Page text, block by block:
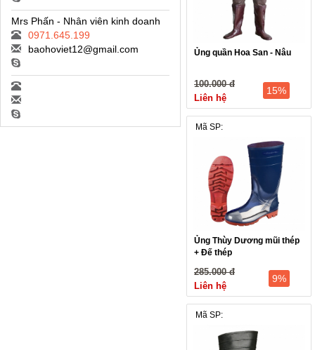
Mrs Phấn - Nhân viên kinh doanh
0971.645.199
baohoviet12@gmail.com
Ủng quần Hoa San - Nâu
100.000 đ
Liên hệ
15%
Mã SP:
Ủng Thùy Dương mũi thép
+ Đế thép
285.000 đ
Liên hệ
9%
Mã SP: